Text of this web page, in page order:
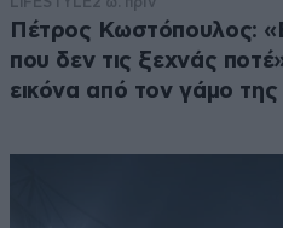
Πέτρος Κωστόπουλος:
που δεν τις ξεχνάς
εικόνα από τον γάμο